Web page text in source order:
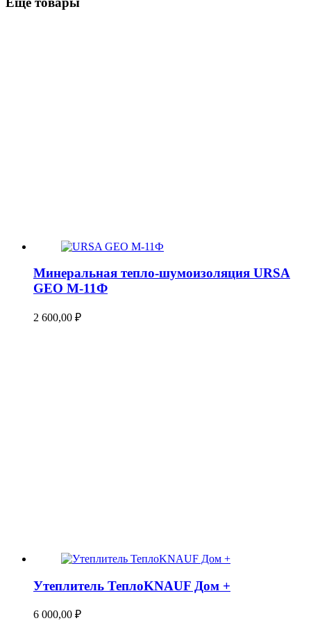
Минеральная тепло-шумоизоляция URSA
GEO М-11Ф
2 600,00 ₽
Утеплитель ТеплоKNAUF Дом +
6 000,00 ₽